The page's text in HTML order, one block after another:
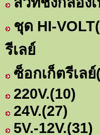
ชุด HI-VOLT
รีเลย์
ซ็อกเก็ตรีเลย์
220V.(10)
24V.(27)
5V.-12V.(31)